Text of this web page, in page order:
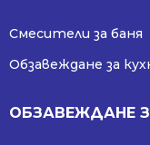
Смесители за баня
Обзавеждане за
ОБЗАВЕЖДАНЕ